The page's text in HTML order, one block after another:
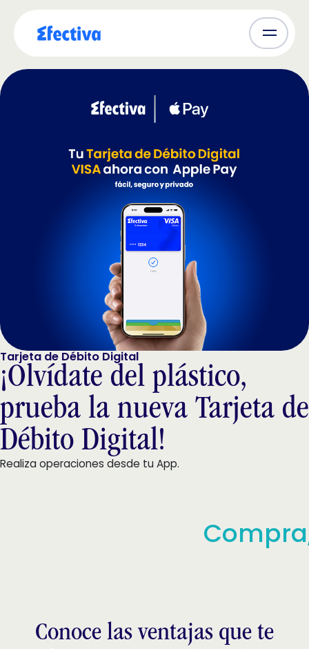
Tarjeta de Débito Digital
¡Olvídate del plástico,
prueba la nueva Tarjeta de
Débito Digital!
Realiza operaciones desde tu App.
Compra,
Conoce las ventajas que te